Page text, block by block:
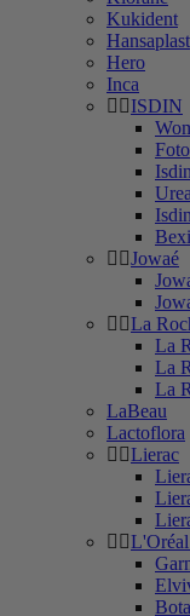
Kukident
Hansaplast
Hero
Inca
ISDIN
Jowaé
La
La
La
La
LaBeau
Lactoflora
Lierac